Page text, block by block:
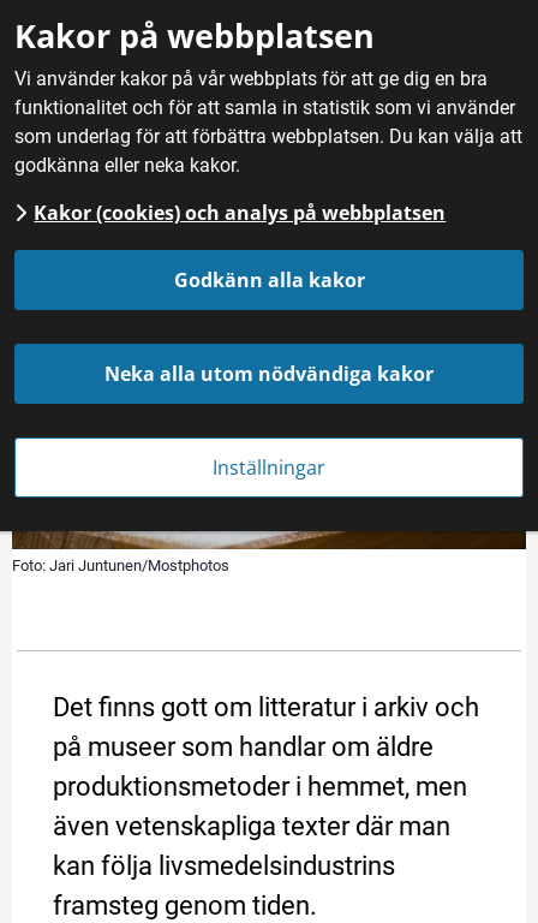
Kakor på webbplatsen
Vi använder kakor på vår webbplats för att ge dig en bra
funktionalitet och för att samla in statistik som vi använder
som underlag för att förbättra webbplatsen. Du kan välja att
godkänna eller neka kakor.
Kakor (cookies) och analys på webbplatsen
Godkänn alla kakor
Neka alla utom nödvändiga kakor
Inställningar
Hem / Fördjupning / Litteratur om produktions­metoder /
Bröd och bakverk
Bröd och bakverk
Foto: Jari Juntunen/Mostphotos
Det finns gott om litteratur i arkiv och
på museer som handlar om äldre
produktionsmetoder i hemmet, men
även vetenskapliga texter där man
kan följa livsmedelsindustrins
framsteg genom tiden.